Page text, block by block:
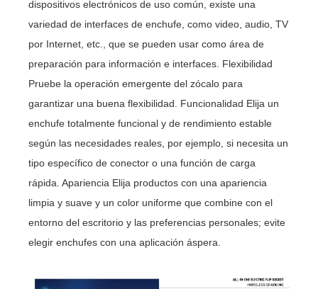
dispositivos electrónicos de uso común, existe una
variedad de interfaces de enchufe, como video, audio, TV
por Internet, etc., que se pueden usar como área de
preparación para información e interfaces. Flexibilidad
Pruebe la operación emergente del zócalo para
garantizar una buena flexibilidad. Funcionalidad Elija un
enchufe totalmente funcional y de rendimiento estable
según las necesidades reales, por ejemplo, si necesita un
tipo específico de conector o una función de carga
rápida. Apariencia Elija productos con una apariencia
limpia y suave y un color uniforme que combine con el
entorno del escritorio y las preferencias personales; evite
elegir enchufes con una aplicación áspera.